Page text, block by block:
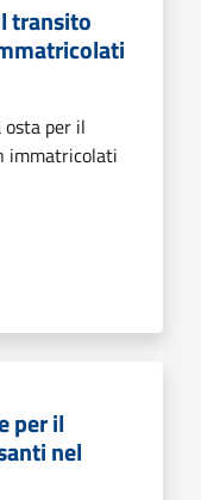
transito
per il
immatricolati
per il
nel